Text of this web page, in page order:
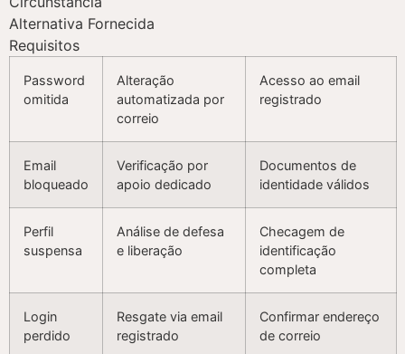
Alternativa Fornecida
Requisitos
Password
omitida
Alteração
automatizada por
correio
Acesso ao email
registrado
Email
bloqueado
Verificação por
apoio dedicado
Documentos de
identidade válidos
Perfil
suspensa
Análise de defesa
e liberação
Checagem de
identificação
completa
Login
perdido
Resgate via email
registrado
Confirmar endereço
de correio